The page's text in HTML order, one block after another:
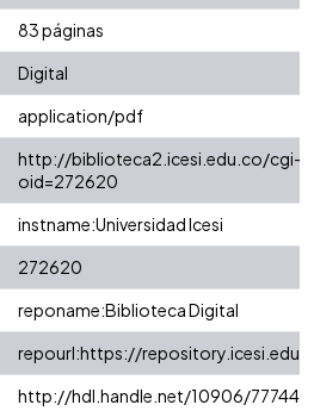
83 páginas
Digital
application/pdf
http://biblioteca2.icesi.edu.co/cgi-
oid=272620
instname:Universidad Icesi
272620
reponame:Biblioteca Digital
repourl:https://
http://hdl.handle.net/10906/77744